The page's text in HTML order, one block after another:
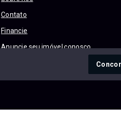
Contato
Financie
Anuncie seu imóvel conosco